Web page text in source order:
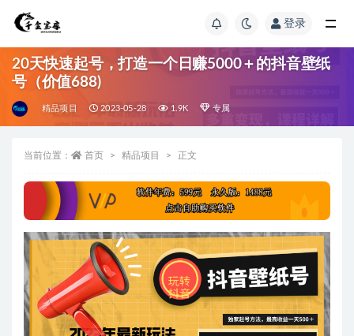
登录
20天快速起号，打造一个日赚5000＋的抖音壁纸
号（价值688)
精品项目 2023-05-28 1.9K 专属
当前位置： 首页 精品项目 正文